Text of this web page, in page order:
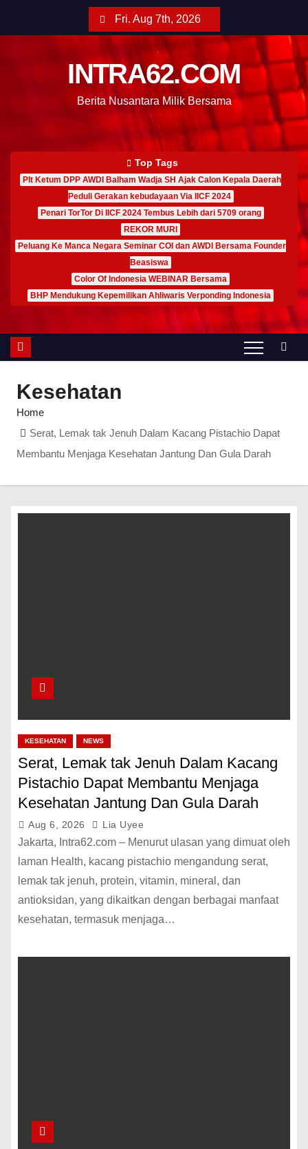
Fri. Aug 7th, 2026
INTRA62.COM
Berita Nusantara Milik Bersama
Top Tags
Plt Ketum DPP AWDI Balham Wadja SH Ajak Calon Kepala Daerah
Peduli Gerakan kebudayaan Via IICF 2024
Penari TorTor Di IICF 2024 Tembus Lebih dari 5709 orang
REKOR MURI
Peluang Ke Manca Negara Seminar COI dan AWDI Bersama Founder
Beasiswa
Color Of Indonesia WEBINAR Bersama
BHP Mendukung Kepemilikan Ahliwaris Verponding Indonesia
Kesehatan
Home
Serat, Lemak tak Jenuh Dalam Kacang Pistachio Dapat
Membantu Menjaga Kesehatan Jantung Dan Gula Darah
KESEHATAN NEWS
Serat, Lemak tak Jenuh Dalam Kacang
Pistachio Dapat Membantu Menjaga
Kesehatan Jantung Dan Gula Darah
Aug 6, 2026 Lia Uyee
Jakarta, Intra62.com – Menurut ulasan yang dimuat oleh
laman Health, kacang pistachio mengandung serat,
lemak tak jenuh, protein, vitamin, mineral, dan
antioksidan, yang dikaitkan dengan berbagai manfaat
kesehatan, termasuk menjaga…